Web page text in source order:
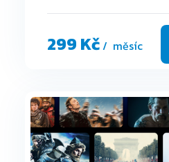
299 Kč/ měsíc